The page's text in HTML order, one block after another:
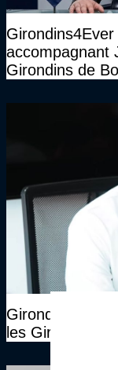
accompagnant
Girondins de
les Girondins